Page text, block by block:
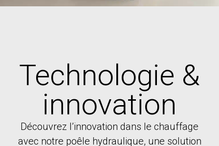
Technologie &
innovation
Découvrez l’innovation dans le chauffage
avec notre poêle hydraulique, une solution